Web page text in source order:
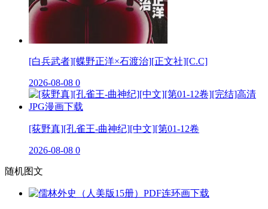
[白兵武者][蝶野正洋×石渡治][正文社][C.C]
2026-08-08 0
[荻野真][孔雀王-曲神纪][中文][第01-12卷
2026-08-08 0
随机图文